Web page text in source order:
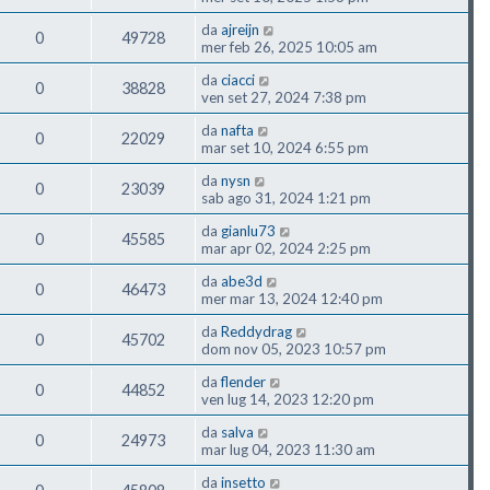
0 49728 da ajreijn
mer feb 26, 2025 10:05 am
0 38828 da ciacci
ven set 27, 2024 7:38 pm
0 22029 da nafta
mar set 10, 2024 6:55 pm
0 23039 da nysn
sab ago 31, 2024 1:21 pm
0 45585 da gianlu73
mar apr 02, 2024 2:25 pm
0 46473 da abe3d
mer mar 13, 2024 12:40 pm
0 45702 da Reddydrag
dom nov 05, 2023 10:57 pm
0 44852 daflender
ven lug 14, 2023 12:20 pm
0 24973 da salva
mar lug 04, 2023 11:30 am
da insetto